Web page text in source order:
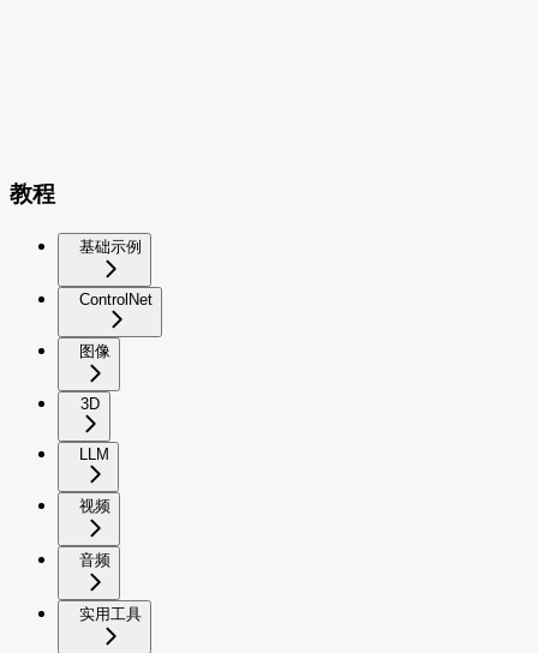
教程
基础示例
ControlNet
图像
3D
LLM
视频
音频
实用工具